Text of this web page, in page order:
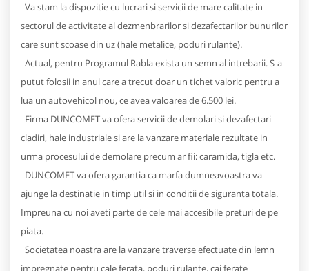
Va stam la dispozitie cu lucrari si servicii de mare calitate in
sectorul de activitate al dezmenbrarilor si dezafectarilor bunurilor
care sunt scoase din uz (hale metalice, poduri rulante).
Actual, pentru Programul Rabla exista un semn al intrebarii. S-a
putut folosii in anul care a trecut doar un tichet valoric pentru a
lua un autovehicol nou, ce avea valoarea de 6.500 lei.
Firma DUNCOMET va ofera servicii de demolari si dezafectari
cladiri, hale industriale si are la vanzare materiale rezultate in
urma procesului de demolare precum ar fii: caramida, tigla etc.
DUNCOMET va ofera garantia ca marfa dumneavoastra va
ajunge la destinatie in timp util si in conditii de siguranta totala.
Impreuna cu noi aveti parte de cele mai accesibile preturi de pe
piata.
Societatea noastra are la vanzare traverse efectuate din lemn
impregnate pentru cale ferata, poduri rulante, cai ferate